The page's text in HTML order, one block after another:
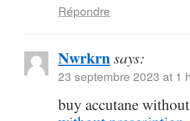
Répondre
Nwrkrnsays:
23 septembre 2023 at 1
buy accutane